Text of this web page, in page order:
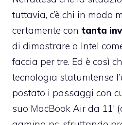
tuttavia, c’è chi in modo
certamente con tanta
di dimostrare a Intel
faccia per tre. Ed è così
tecnologia statunitense
postato i passaggi con
suo MacBook Air da 11′